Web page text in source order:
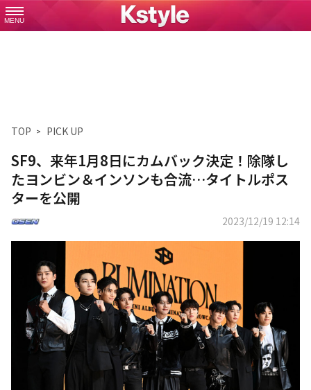
MENU
TOP PICK UP
SF9、来年1月8日にカムバック決定！除隊し
たヨンビン＆インソンも合流…タイトルポス
ターを公開
2023/12/19 12:14